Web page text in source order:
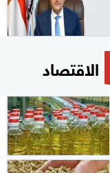
الاقتصاد